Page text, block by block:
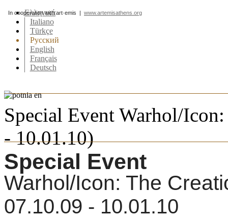
Ελληνικά
Italiano
Türkçe
Pусский
English
Français
Deutsch
Special Event Warhol/
- 10.01.10)
Special Event
Warhol/Icon: The
07.10.09 - 10.01.10
In cooperation with art·emis | www.artemisathens.org